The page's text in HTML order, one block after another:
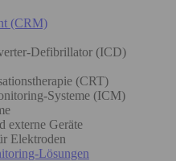
(CRM)
Defibrillator (ICD)
(CRT)
Systeme (ICM)
externe Geräte
Elektroden
Lösungen